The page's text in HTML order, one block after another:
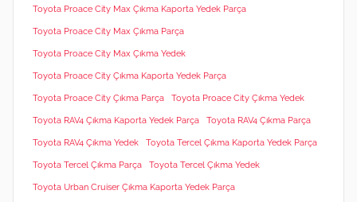
Toyota Proace City Max Çıkma Kaporta Yedek Parça
Toyota Proace City Max Çıkma Parça
Toyota Proace City Max Çıkma Yedek
Toyota Proace City Çıkma Kaporta Yedek Parça
Toyota Proace City Çıkma Parça Toyota Proace City Çıkma Yedek
Toyota RAV4 Çıkma Kaporta Yedek Parça Toyota RAV4 Çıkma Parça
Toyota RAV4 Çıkma Yedek Toyota Tercel Çıkma Kaporta Yedek Parça
Toyota Tercel Çıkma Parça Toyota Tercel Çıkma Yedek
Toyota Urban Cruiser Çıkma Kaporta Yedek Parça